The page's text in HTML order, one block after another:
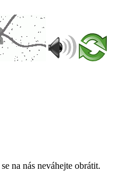
na nás neváhejte obrátit.